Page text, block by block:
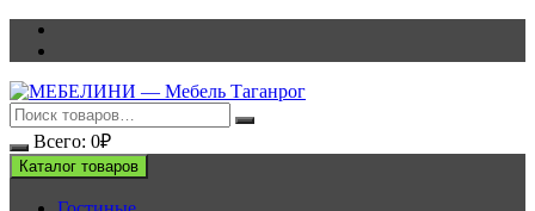
Перейти
Всего: 0₽
Каталог товаров